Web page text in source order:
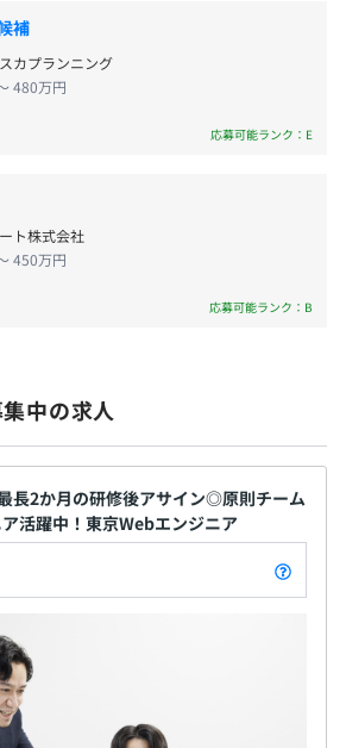
モリ：16G 以上のWindowsノート
ます。メール・資料などは
択、オブジェクト指向、ウォーター
：7月、冬：12月）
年1回、随時昇給も有り
補
カプランニング
480万円
応募可能ランク：E
ト株式会社
450万円
応募可能ランク：B
中の求人
長2か月の研修後アサイン◎原則チーム
活躍中！東京Webエンジニア